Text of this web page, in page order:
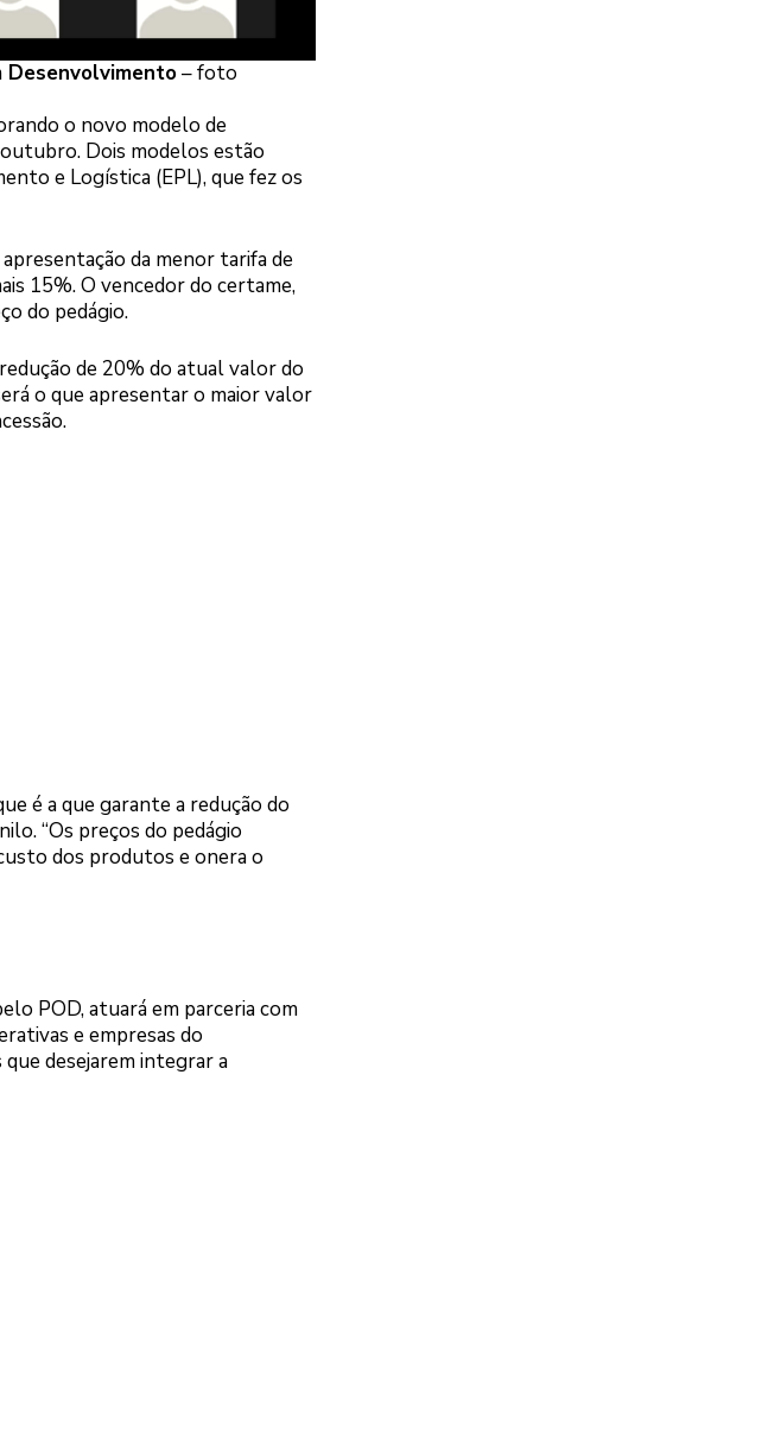
Desenvolvimento– foto
o novo modelo de
Dois modelos estão
e Logística (EPL), que fez os
da menor tarifa de
15%. O vencedor do certame,
do pedágio.
de 20% do atual valor do
o que apresentar o maior valor
é a que garante a redução do
“Os preços do pedágio
dos produtos e onera o
POD, atuará em parceria com
e empresas do
desejarem integrar a